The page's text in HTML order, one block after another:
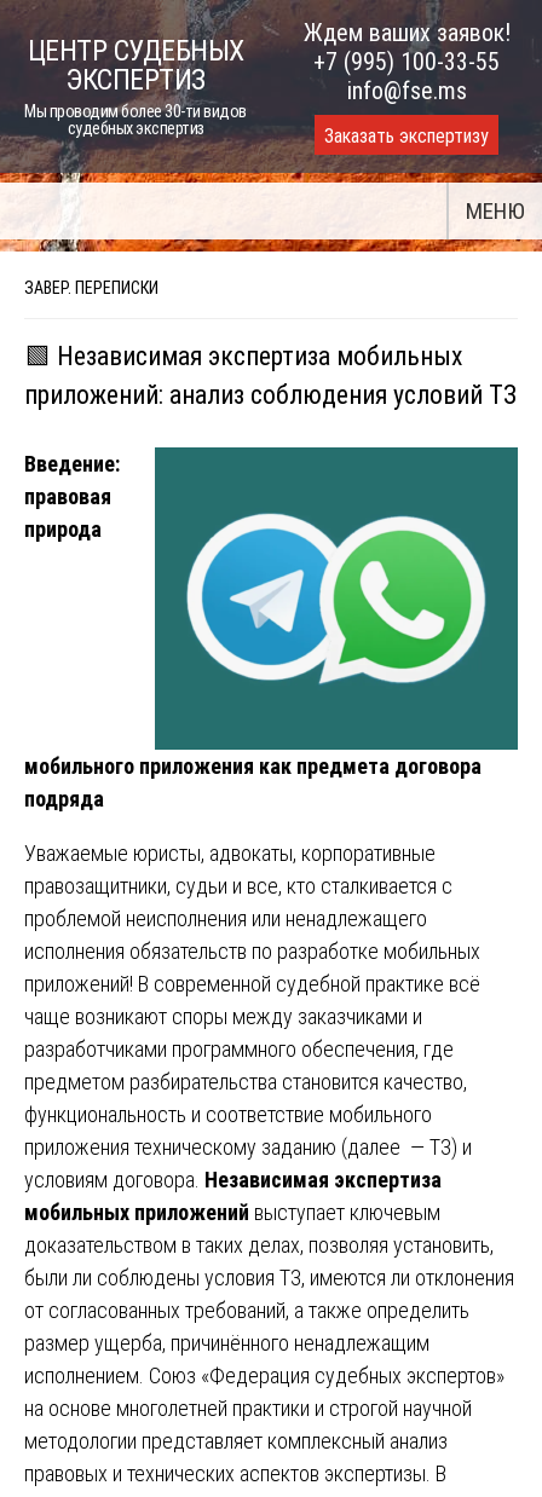
Skip
ЦЕНТР СУДЕБНЫХ
ЭКСПЕРТИЗ
Мы проводим более 30-ти видов
судебных экспертиз
Ждем ваших заявок!
+7 (995) 100-33-55
info@fse.ms
Заказать экспертизу
МЕНЮ
ЗАВЕР. ПЕРЕПИСКИ
🟩 Независимая экспертиза мобильных
приложений: анализ соблюдения условий ТЗ
Введение:
правовая
природа
мобильного приложения как предмета договора
подряда
Уважаемые юристы, адвокаты, корпоративные
правозащитники, судьи и все, кто сталкивается с
проблемой неисполнения или ненадлежащего
исполнения обязательств по разработке мобильных
приложений! В современной судебной практике всё
чаще возникают споры между заказчиками и
разработчиками программного обеспечения, где
предметом разбирательства становится качество,
функциональность и соответствие мобильного
приложения техническому заданию (далее — ТЗ) и
условиям договора. Независимая экспертиза
мобильных приложений выступает ключевым
доказательством в таких делах, позволяя установить,
были ли соблюдены условия ТЗ, имеются ли отклонения
от согласованных требований, а также определить
размер ущерба, причинённого ненадлежащим
исполнением. Союз «Федерация судебных экспертов»
на основе многолетней практики и строгой научной
методологии представляет комплексный анализ
правовых и технических аспектов экспертизы. В